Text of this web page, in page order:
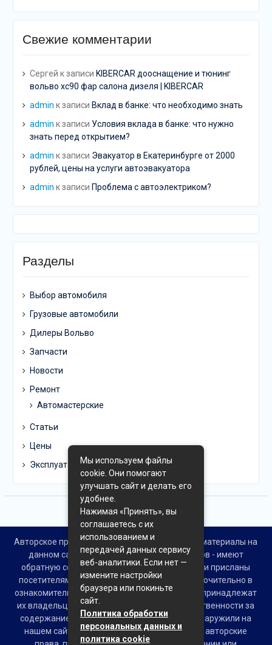
Свежие комментарии
Сергей к записи KIBERCAR дооснащение и тюнинг
вольво хс90 фар салона дизеля | KIBERCAR
admin к записи Вклад в банке: что необходимо знать
admin к записи Условия вклада в банке: что нужно
знать перед открытием?
admin к записи Эвакуатор в Екатеринбурге от 2000
рублей, цены на услуги автоэвакуатора
admin к записи Проблема с автоэлектриком?
Разделы
Выбор автомобиля
Грузовые автомобили
Дилеры Вольво
Запчасти
Новости
Ремонт
Автомастерские
Статьи
Цены
Эксплуатация
Авторское право © Все права защищены. Все материалы на
данном сайте взяты из открытых источников - имеют
обратную ссылку на материал в интернете или присланы
посетителями сайта и предоставляются исключительно в
ознакомительных целях. Права на материалы принадлежат
их владельцам. Администрация сайта ответственности за
содержание материала не несет. Если Вы обнаружили на
нашем сайте материалы, которые нарушают авторские
Мы используем файлы
cookie. Они помогают
улучшать сайт и делать его
удобнее.
Нажимая «Принять», вы
соглашаетесь с их
использованием и
передачей данных сервису
веб-аналитики. Если нет —
измените настройки
браузера или покиньте
сайт.
Политика обработки
персональных данных и
политика cookie